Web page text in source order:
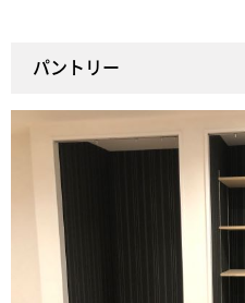
パントリー